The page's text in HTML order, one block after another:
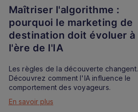
Maîtriser l'algorithme :
pourquoi le marketing de
destination doit évoluer à
l'ère de l'IA
Les règles de la découverte changent.
Découvrez comment l'IA influence le
comportement des voyageurs.
En savoir plus